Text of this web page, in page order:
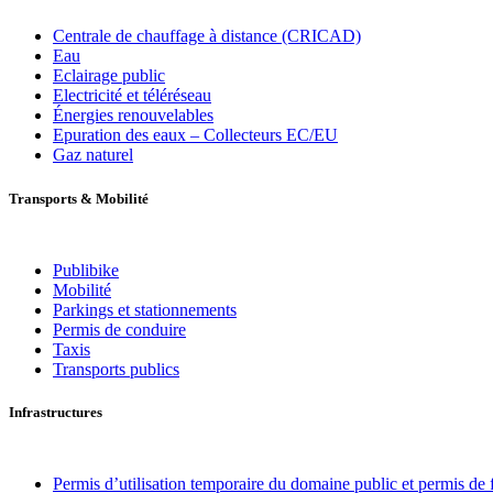
Centrale de chauffage à distance (CRICAD)
Eau
Eclairage public
Electricité et téléréseau
Énergies renouvelables
Epuration des eaux – Collecteurs EC/EU
Gaz naturel
Transports & Mobilité
Publibike
Mobilité
Parkings et stationnements
Permis de conduire
Taxis
Transports publics
Infrastructures
Permis d’utilisation temporaire du domaine public et permis de